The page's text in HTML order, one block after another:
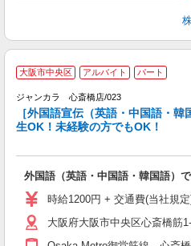
大阪市中央区 アルバイト パート
ジャンカラ 心斎橋店/023
［外国語宣伝（英語・中国語・韓
生OK！未経験の方でもOK！
外国語（英語・中国語・韓国語）
時給1200円 + 交通費(当社規
大阪府大阪市中央区心斎橋筋